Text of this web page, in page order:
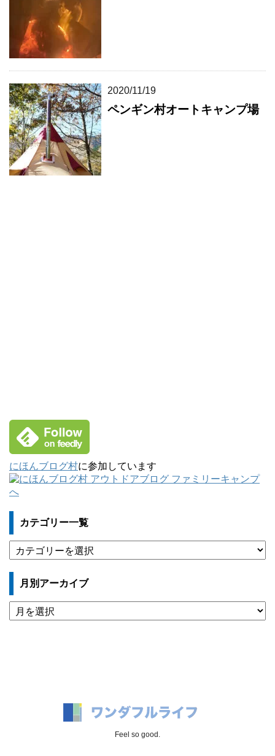
2020/11/19
ペンギン村オートキャンプ場
にほんブログ村に参加しています
カテゴリー一覧
テ
ゴ
ー
一
覧
月別アーカイブ
月
別
Feel so good.